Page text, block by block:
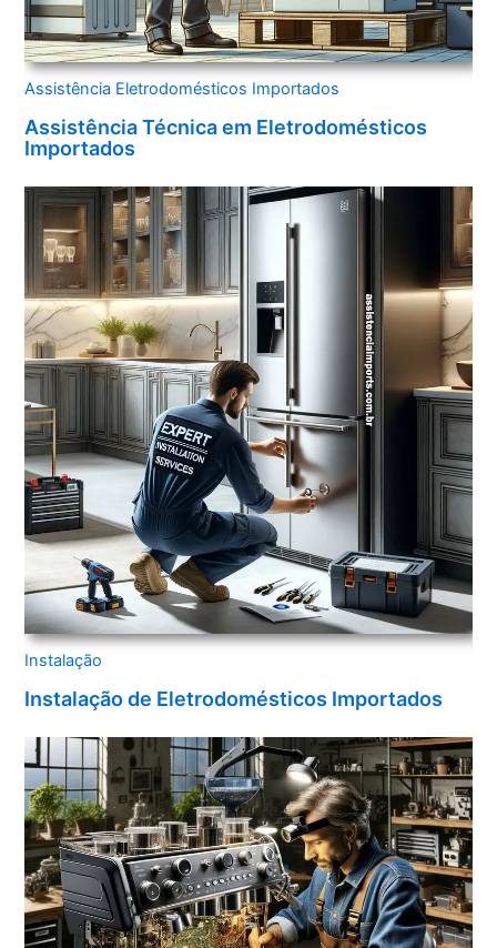
Assistência Eletrodomésticos Importados
Assistência Técnica em Eletrodomésticos
Importados
Instalação
Instalação de Eletrodomésticos Importados